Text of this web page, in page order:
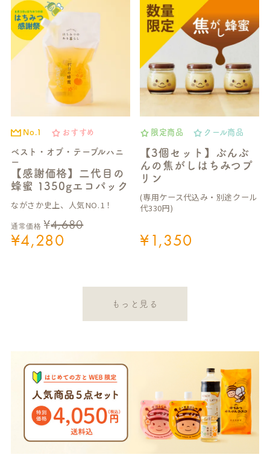
No.1 おすすめ
ベスト・オブ・テーブルハニ
ー
【感謝価格】二代目の
蜂蜜 1350gエコパック
ながさか史上、人気NO.1！
通常価格 ¥4,680
¥4,280
限定商品 クール商品
【3個セット】ぶんぶ
んの焦がしはちみつプ
リン
(専用ケース代込み・別途クール
代330円)
¥1,350
もっと見る